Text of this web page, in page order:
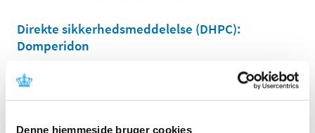
Denne hjemmeside bruger cookies
Direkte sikkerhedsmeddelelse (DHPC):
Domperidon
Domperidon (Motilium® og Domperidon “Alternova”):
Fjernelse af doseringsoplysninger for pædiatriske…